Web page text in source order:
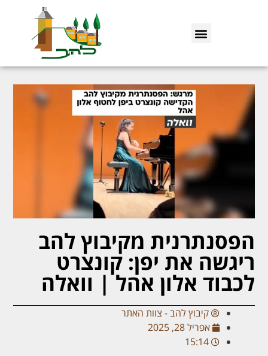
הפסנתרנית מקיבוץ להב
ריגשה את יפן: קונצרט
לכבוד אלון אהל | וואלה
קיבוץ להב - צוות האתר
אפריל 28, 2025
15:14